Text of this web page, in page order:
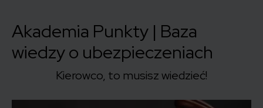
Akademia Punkty | Baza
wiedzy o ubezpieczeniach
Kierowco, to musisz wiedzieć!